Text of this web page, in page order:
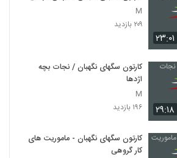
۲۳:۰۱
M
۲۰۹ بازدید
۲۹:۱۸
کارتون سگهای نگهبان / نجات بچه
اژدها
M
۱۹۶ بازدید
کارتون سگهای نگهبان - ماموریت های
کار گروهی